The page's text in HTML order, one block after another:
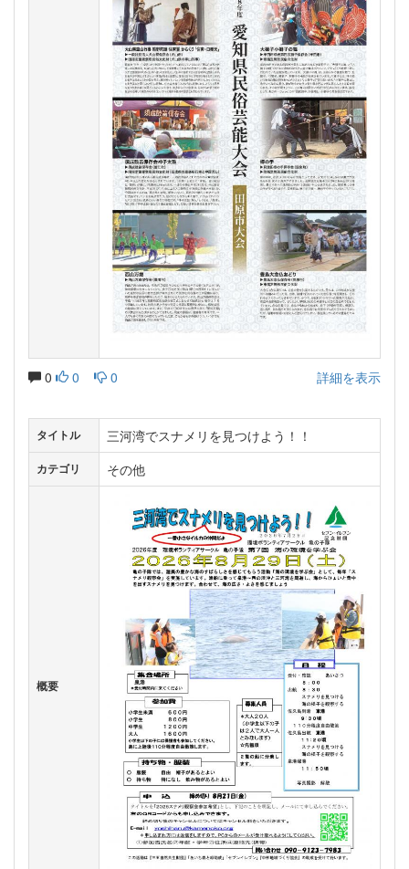
0 0 0 詳細を表示
タイトル 三河湾でスナメリを見つけよう！！
カテゴリ その他
概要